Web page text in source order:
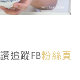
追蹤FB粉絲頁